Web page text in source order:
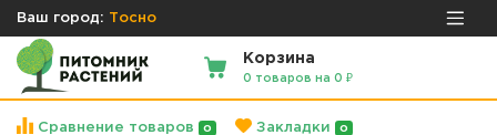
Ваш город: Тосно
Корзина
0 товаров на 0 ₽
Сравнение товаров 0 Закладки 0